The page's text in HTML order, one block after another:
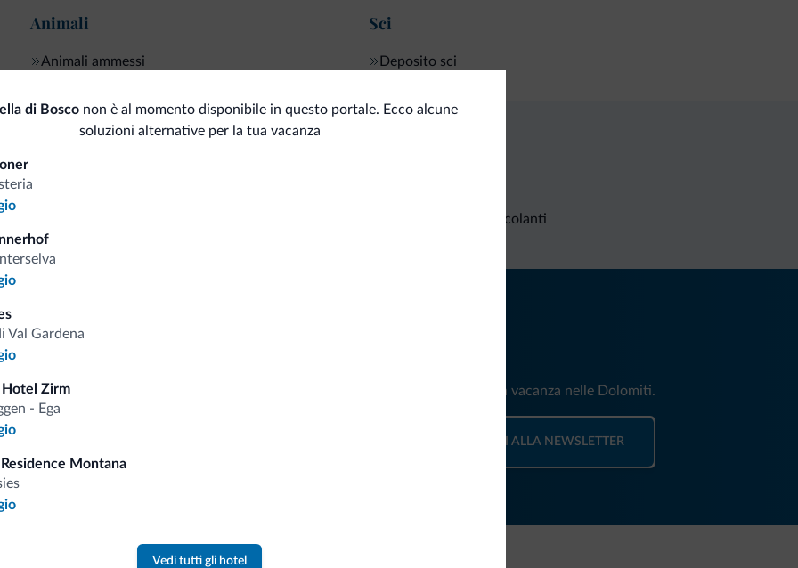
Animali
Animali ammessi
Sci
Deposito sci
di Bosco non è al momento disponibile in questo portale. Ecco alcune
soluzioni alternative per la tua vacanza
Val Gardena
Zirm
- Ega
Montana
Vedi tutti gli hotel
Richieste non vincolanti
Riceverai informazioni, offerte esclusive e news per la tua vacanza nelle Dolomiti.
ISCRIVITI ALLA NEWSLETTER